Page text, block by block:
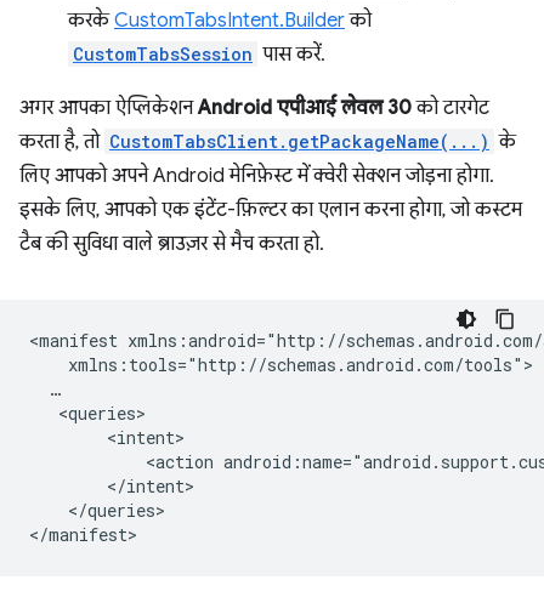
करकेCustomTabsIntent.Builderको
CustomTabsSession पास करें.
अगर आपका ऐप्लिकेशनAndroid एपीआई लेवल 30को टारगेट
करता है, तो CustomTabsClient.getPackageName(...) के
लिए आपको अपने Android मेनिफ़ेस्ट में क्वेरी सेक्शन जोड़ना होगा.
इसके लिए, आपको एक इंटेंट-फ़िल्टर का एलान करना होगा, जो कस्टम
टैब की सुविधा वाले ब्राउज़र से मैच करता हो.
<manifest
<action
</queries>